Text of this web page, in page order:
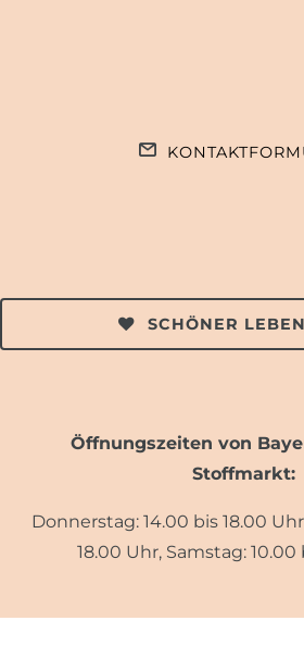
SCHÖNER
Öffnungszeiten von
Stoffmarkt:
Donnerstag: 14.00 bis 18.00
18.00 Uhr, Samstag: 10.00